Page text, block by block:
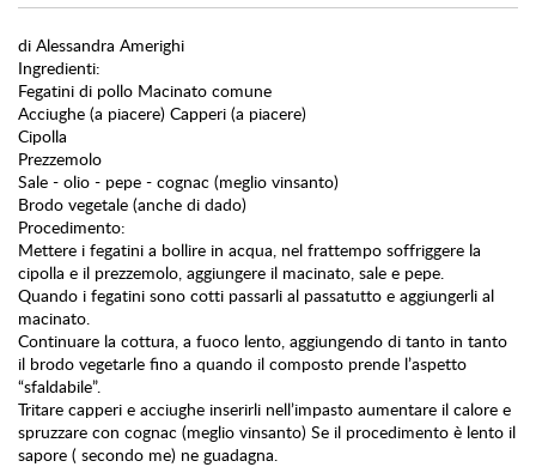
di Alessandra Amerighi
Ingredienti:
Fegatini di pollo Macinato comune
Acciughe (a piacere) Capperi (a piacere)
Cipolla
Prezzemolo
Sale - olio - pepe - cognac (meglio vinsanto)
Brodo vegetale (anche di dado)
Procedimento:
Mettere i fegatini a bollire in acqua, nel frattempo soffriggere la
cipolla e il prezzemolo, aggiungere il macinato, sale e pepe.
Quando i fegatini sono cotti passarli al passatutto e aggiungerli al
macinato.
Continuare la cottura, a fuoco lento, aggiungendo di tanto in tanto
il brodo vegetarle fino a quando il composto prende l’aspetto
“sfaldabile”.
Tritare capperi e acciughe inserirli nell’impasto aumentare il calore e
spruzzare con cognac (meglio vinsanto) Se il procedimento è lento il
sapore ( secondo me) ne guadagna.